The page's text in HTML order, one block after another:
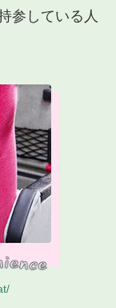
参している人